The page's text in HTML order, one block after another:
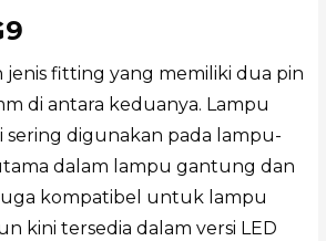
jenis fitting yang memiliki dua pin
di antara keduanya. Lampu
digunakan pada lampu-
dalam lampu gantung dan
kompatibel untuk lampu
kini tersedia dalam versi LED